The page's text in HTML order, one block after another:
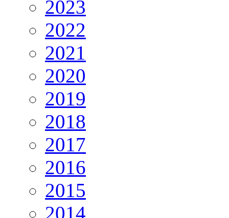
2023
2022
2021
2020
2019
2018
2017
2016
2015
2014